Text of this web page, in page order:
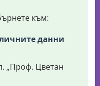
към:
данни
„Проф. Цветан